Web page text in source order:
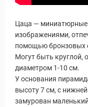
Цаца — миниатюрные
изображениями,
помощью бронзовых
Могут быть круглой,
диаметром 1-10 см.
У основания
высоту 7 см, с
замурован